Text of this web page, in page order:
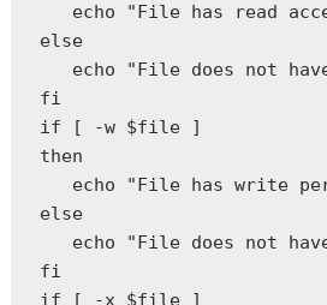
echo "File has read
else
echo "File does not
fi
if [ -w $file ]
then
echo "File has write
else
echo "File does not
fi
if [ -x $file ]